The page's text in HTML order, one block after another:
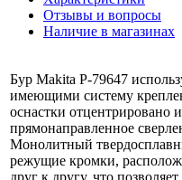
Отзывы и вопросы
Наличие в магазинах
Бур Makita P-79647
имеющими систему
оснастки отцентрировано
прямонаправленное
Монолитный
режущие кромки,